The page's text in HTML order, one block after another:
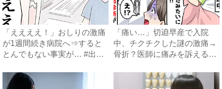
「ええええ！」おしりの激痛
が1週間続き病院へ⇒すると
とんでもない事実が… #出
「痛い…」切迫早産で入院
中、チクチクした謎の激痛→
骨折？医師に痛みを訴える